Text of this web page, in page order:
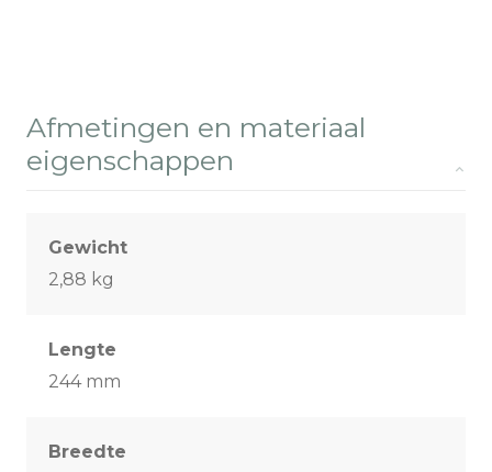
Afmetingen en materiaal
eigenschappen
Gewicht
2,88 kg
Lengte
244 mm
Breedte